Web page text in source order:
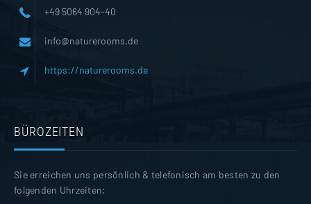
+49 5064 904-40
info@naturerooms.de
https://naturerooms.de
BÜROZEITEN
Sie erreichen uns persönlich & telefonisch am besten zu den
folgenden Uhrzeiten: